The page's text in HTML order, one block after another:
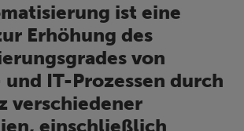
ist eine
Erhöhung des
von
und IT-Prozessen durch
verschiedener
einschließlich